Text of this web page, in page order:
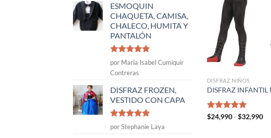
ESMOQUIN
CHAQUETA, CAMISA,
CHALECO, HUMITA Y
PANTALÓN
Valorado
con
por María Isabel Cumiquir
Contreras
DISFRAZ FROZEN,
VESTIDO CON CAPA
Valorado
con
de 5
por Stephanie Laya
DISFRAZ NIÑOS
DISFRAZ INFANTIL
Valorado
$24,990- $32,990